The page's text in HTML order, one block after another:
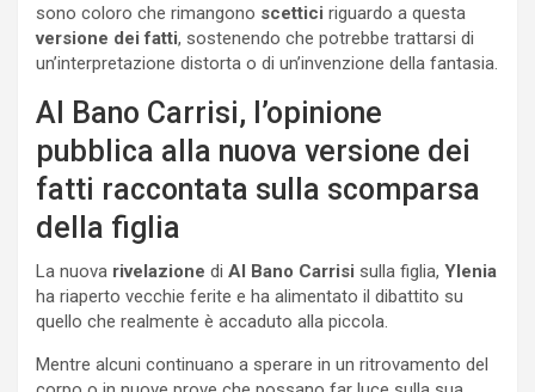
sono coloro che rimangono scettici riguardo a questa
versione dei fatti, sostenendo che potrebbe trattarsi di
un’interpretazione distorta o di un’invenzione della fantasia.
Al Bano Carrisi, l’opinione
pubblica alla nuova versione dei
fatti raccontata sulla scomparsa
della figlia
La nuova rivelazione di Al Bano Carrisi sulla figlia, Ylenia
ha riaperto vecchie ferite e ha alimentato il dibattito su
quello che realmente è accaduto alla piccola.
Mentre alcuni continuano a sperare in un ritrovamento del